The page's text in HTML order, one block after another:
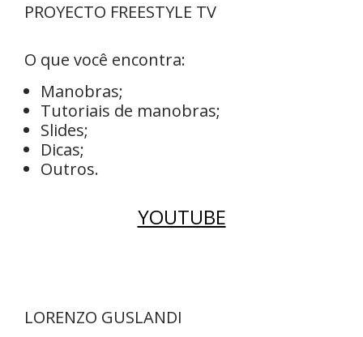
PROYECTO FREESTYLE TV
O que você encontra:
Manobras;
Tutoriais de manobras;
Slides;
Dicas;
Outros.
YOUTUBE
LORENZO GUSLANDI